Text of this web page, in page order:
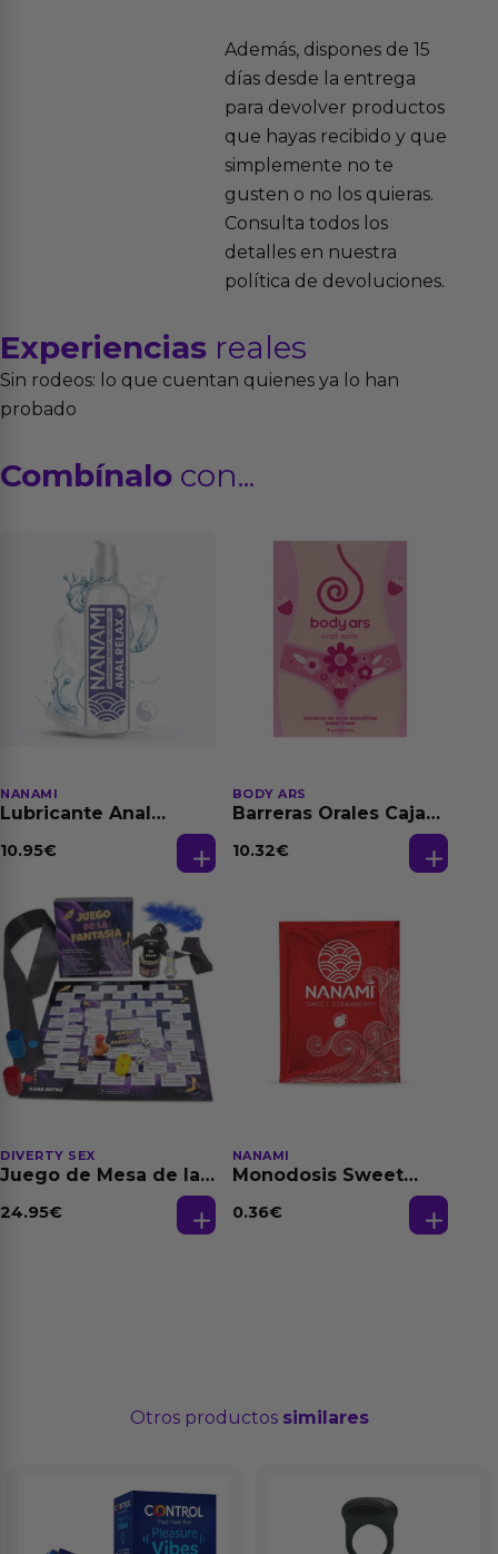
Además, dispones de 15
días desde la entrega
para devolver productos
que hayas recibido y que
simplemente no te
gusten o no los quieras.
Consulta todos los
detalles en nuestra
política de devoluciones.
Experiencias reales
Sin rodeos: lo que cuentan quienes ya lo han
probado
Combínalo con...
NANAMI
Lubricante Anal
Dilatación Base Agua
10.95€
BODY ARS
Barreras Orales Caja
10.32€
DIVERTY SEX
Juego de Mesa de las
24.95€
NANAMI
Monodosis Sweet
Base Agua 4 ml
0.36€
Otros productos similares